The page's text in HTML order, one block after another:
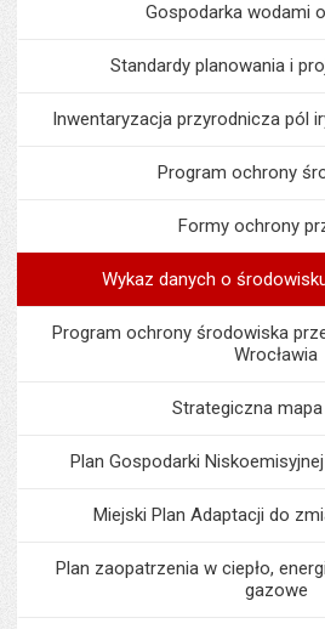
Gospodarka wodami
Standardy planowania i
Inwentaryzacja przyrodnicza pól
Program ochrony
Formy ochrony
Wykaz danych o
Program ochrony środowiska
Wrocławia
Strategiczna mapa
Plan Gospodarki
Miejski Plan Adaptacji do
Plan zaopatrzenia w ciepło,
gazowe